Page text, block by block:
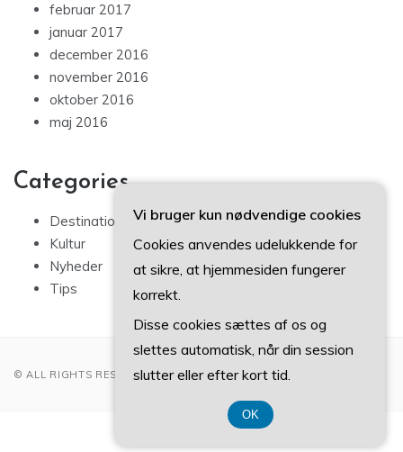
februar 2017
januar 2017
december 2016
november 2016
oktober 2016
maj 2016
Categories
Destinationer
Kultur
Nyheder
Tips
© ALL RIGHTS RESERVED 2022
Vi bruger kun nødvendige cookies
Cookies anvendes udelukkende for
at sikre, at hjemmesiden fungerer
korrekt.
Disse cookies sættes af os og
slettes automatisk, når din session
slutter eller efter kort tid.
OK